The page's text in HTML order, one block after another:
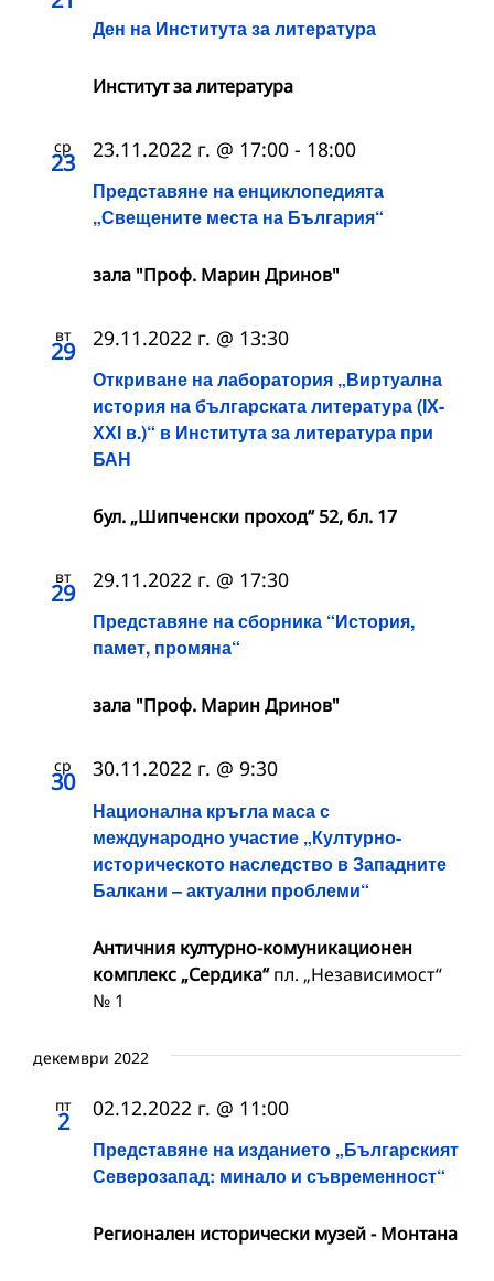
Ден на Института за литература
Институт за литература
ср
23
Представяне на енциклопедията
„Свещените места на България“
23.11.2022 г. @ 17:00 - 18:00
зала "Проф. Марин Дринов"
вт
29
Откриване на лаборатория „Виртуална
история на българската литература (ІХ-
ХХІ в.)“ в Института за литература при
БАН
29.11.2022 г. @ 13:30
бул. „Шипченски проход“ 52, бл. 17
вт
29
Представяне на сборника “История,
памет, промяна“
29.11.2022 г. @ 17:30
зала "Проф. Марин Дринов"
ср
30
Национална кръгла маса с
международно участие „Културно-
историческото наследство в Западните
Балкани – актуални проблеми“
30.11.2022 г. @ 9:30
Античния културно-комуникационен
комплекс „Сердика“пл. „Независимост“
№ 1
декември 2022
пт
2
Представяне на изданието „Българският
Северозапад: минало и съвременност“
02.12.2022 г. @ 11:00
Регионален исторически музей - Монтана